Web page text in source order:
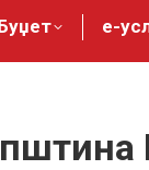
е-